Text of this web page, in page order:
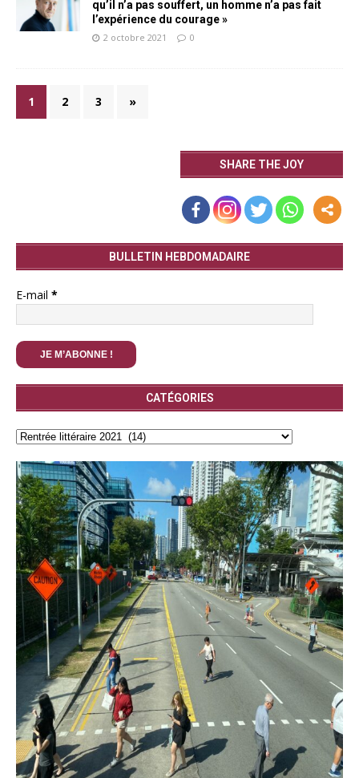
qu’il n’a pas souffert, un homme n’a pas fait
l’expérience du courage »
2 octobre 2021 0
1 2 3 »
SHARE THE JOY
BULLETIN HEBDOMADAIRE
E-mail *
CATÉGORIES